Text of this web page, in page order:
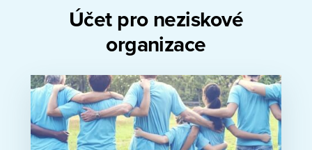
Účet pro neziskové
organizace